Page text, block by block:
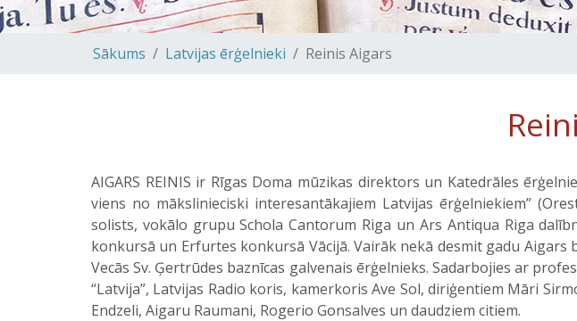
Sākums Latvijas ērģelnieki Reinis Aigars
AIGARS REINIS ir Rīgas Doma mūzikas direktors un Katedrāles
viens no mākslinieciski interesantākajiem Latvijas ērģelniekiem”
solists, vokālo grupu Schola Cantorum Riga un Ars Antiqua Riga
konkursā un Erfurtes konkursā Vācijā. Vairāk nekā desmit gadu Aigars
Vecās Sv. Ģertrūdes baznīcas galvenais ērģelnieks. Sadarbojies ar
“Latvija”, Latvijas Radio koris, kamerkoris Ave Sol, diriģentiem Māri
Endzeli, Aigaru Raumani, Rogerio Gonsalves un daudziem citiem.